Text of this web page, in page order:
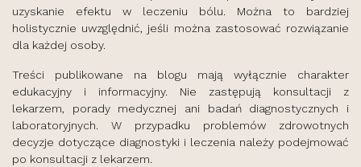
uzyskanie efektu w leczeniu bólu. Można to bardziej
holistycznie uwzględnić, jeśli można zastosować rozwiązanie
dla każdej osoby.
Treści publikowane na blogu mają wyłącznie charakter
edukacyjny i informacyjny. Nie zastępują konsultacji z
lekarzem, porady medycznej ani badań diagnostycznych i
laboratoryjnych. W przypadku problemów zdrowotnych
decyzje dotyczące diagnostyki i leczenia należy podejmować
po konsultacji z lekarzem.